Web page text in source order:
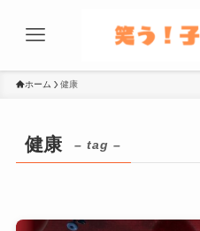
ホーム 健康
健康 – tag –